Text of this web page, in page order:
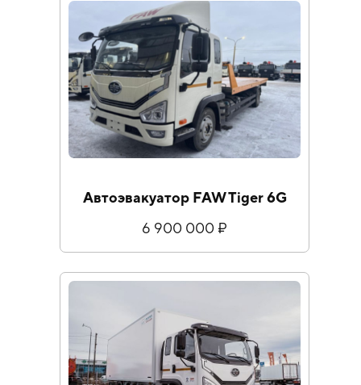
Автоэвакуатор FAW Tiger 6G
6 900 000 ₽